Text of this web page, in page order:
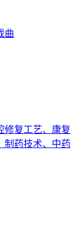
曲
修复工艺、康复
制药技术、中药